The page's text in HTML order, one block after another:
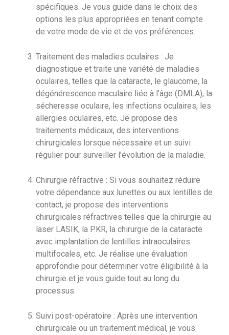
spécifiques. Je vous guide dans le choix des
options les plus appropriées en tenant compte
de votre mode de vie et de vos préférences.
Traitement des maladies oculaires : Je
diagnostique et traite une variété de maladies
oculaires, telles que la cataracte, le glaucome, la
dégénérescence maculaire liée à l’âge (DMLA), la
sécheresse oculaire, les infections oculaires, les
allergies oculaires, etc. Je propose des
traitements médicaux, des interventions
chirurgicales lorsque nécessaire et un suivi
régulier pour surveiller l’évolution de la maladie.
Chirurgie réfractive : Si vous souhaitez réduire
votre dépendance aux lunettes ou aux lentilles de
contact, je propose des interventions
chirurgicales réfractives telles que la chirurgie au
laser LASIK, la PKR, la chirurgie de la cataracte
avec implantation de lentilles intraoculaires
multifocales, etc. Je réalise une évaluation
approfondie pour déterminer votre éligibilité à la
chirurgie et je vous guide tout au long du
processus.
Suivi post-opératoire : Après une intervention
chirurgicale ou un traitement médical, je vous